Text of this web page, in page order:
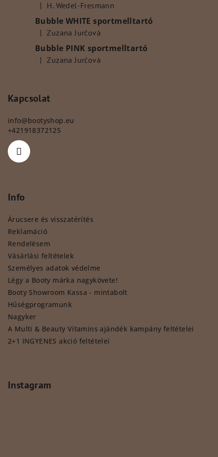
A termék értékelése 5-ből 5 csillag.
| H. Wedel-Fresmann
Bubble WHITE sportmelltartó
A termék értékelése 5-ből 5 csillag.
| Zuzana Jurčová
Bubble PINK sportmelltartó
A termék értékelése 5-ből 5 csillag.
| Zuzana Jurčová
Kapcsolat
info@bootyshop.eu
+421918372125
Info
Árucsere és visszatérítés
Reklamáció
Rendelésem
Vásárlási feltételek
Személyes adatok védelme
Légy a Booty márka nagykövete!
Booty Showroom Kassa - mintabolt
Hűségprogramunk
Nagyker
A Multi & Beauty Vitamins ajándék kampány feltételei
2+1 INGYENES akció feltételei
Instagram